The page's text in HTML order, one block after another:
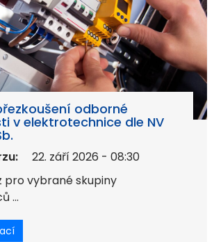
odborné
v elektrotechnice dle NV
22. září 2026 - 08:30
pro vybrané skupiny
...